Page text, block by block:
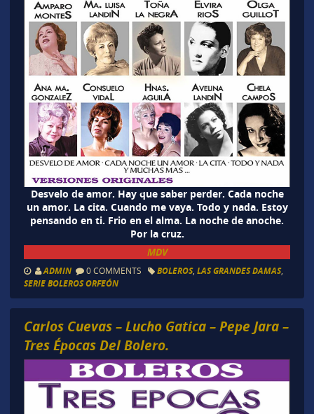
Desvelo de amor. Hay que saber perder. Cada noche
un amor. La cita. Cuando me vaya. Todo y nada. Estoy
pensando en ti. Frio en el alma. La noche de anoche.
Por la cruz.
MDV
ADMIN 0 COMMENTS BOLEROS, LAS GRANDES DAMAS,
SERIE BOLEROS ORFEÓN
Carlos Cuevas – Lucho Gatica – Pepe Jara –
Tres Épocas Del Bolero.